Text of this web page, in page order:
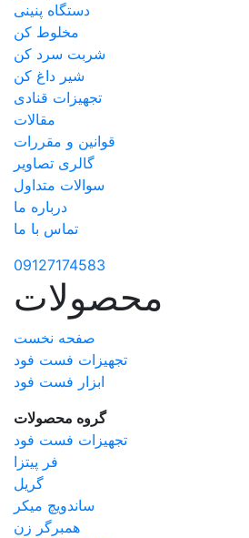
دستگاه پنینی
مخلوط کن
شربت سرد کن
شیر داغ کن
تجهیزات قنادی
مقالات
قوانین و مقررات
گالری تصاویر
سوالات متداول
درباره ما
تماس با ما
09127174583
محصولات
صفحه نخست
تجهیزات فست فود
ابزار فست فود
گروه محصولات
تجهیزات فست فود
فر پیتزا
گریل
ساندویچ میکر
همبرگر زن